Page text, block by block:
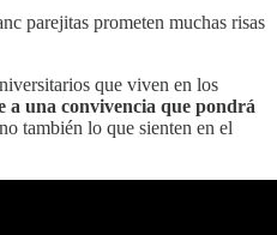
parejitas prometen muchas risas
que viven en los
a una convivencia que pondrá
también lo que sienten en el